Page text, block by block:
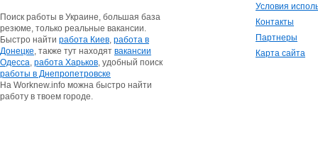
Поиск работы в Украине, большая база
резюме, только реальные вакансии.
Быстро найти работа Киев, работа в
Донецке, также тут находят вакансии
Одесса, работа Харьков, удобный поиск
работы в Днепропетровске
На Worknew.info можна быстро найти
работу в твоем городе.
Условия
Контакты
Партнеры
Карта сайта